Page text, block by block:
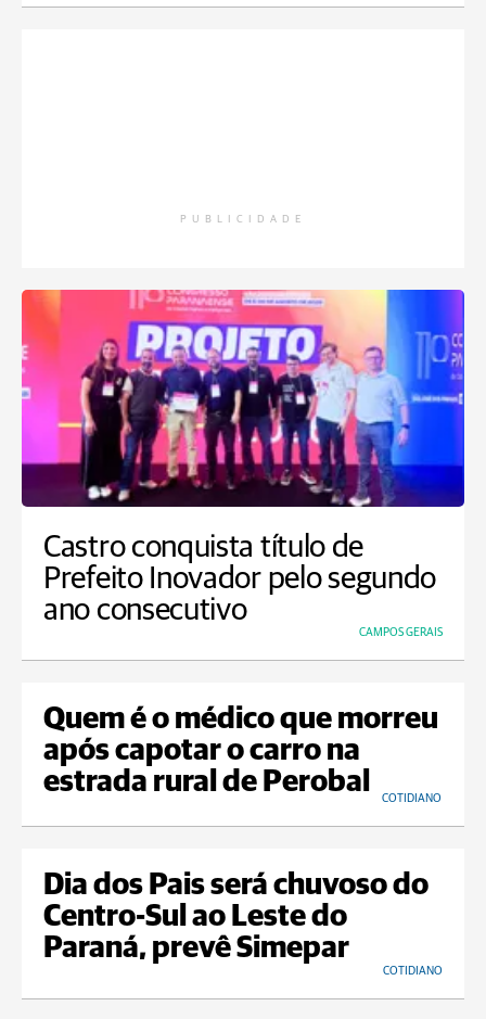
PUBLICIDADE
Castro conquista título de
Prefeito Inovador pelo segundo
ano consecutivo
CAMPOS GERAIS
Quem é o médico que morreu
após capotar o carro na
estrada rural de Perobal
COTIDIANO
Dia dos Pais será chuvoso do
Centro-Sul ao Leste do
Paraná, prevê Simepar
COTIDIANO